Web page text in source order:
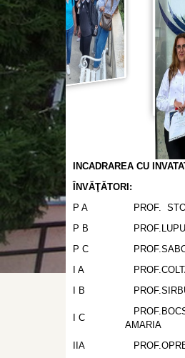
INCADRAREA CU
ÎNVĂŢĂTORI:
P A
PROF.
P B
P C
I A
I B
I C
AMARIA
IIA